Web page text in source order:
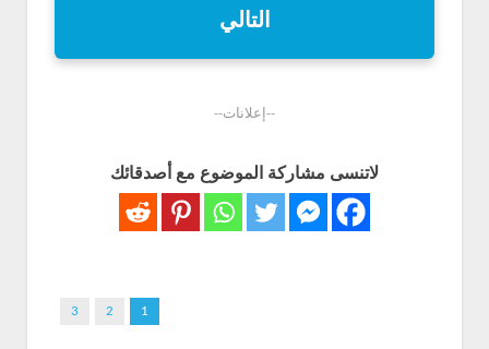
التالي
--إعلانات--
لاتنسى مشاركة الموضوع مع أصدقائك
1
2
3